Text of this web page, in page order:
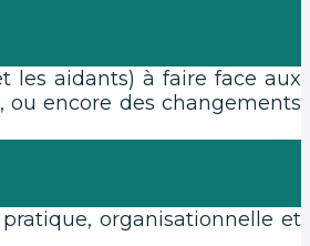
les aidants) à faire face aux
ou encore des changements
organisationnelle et